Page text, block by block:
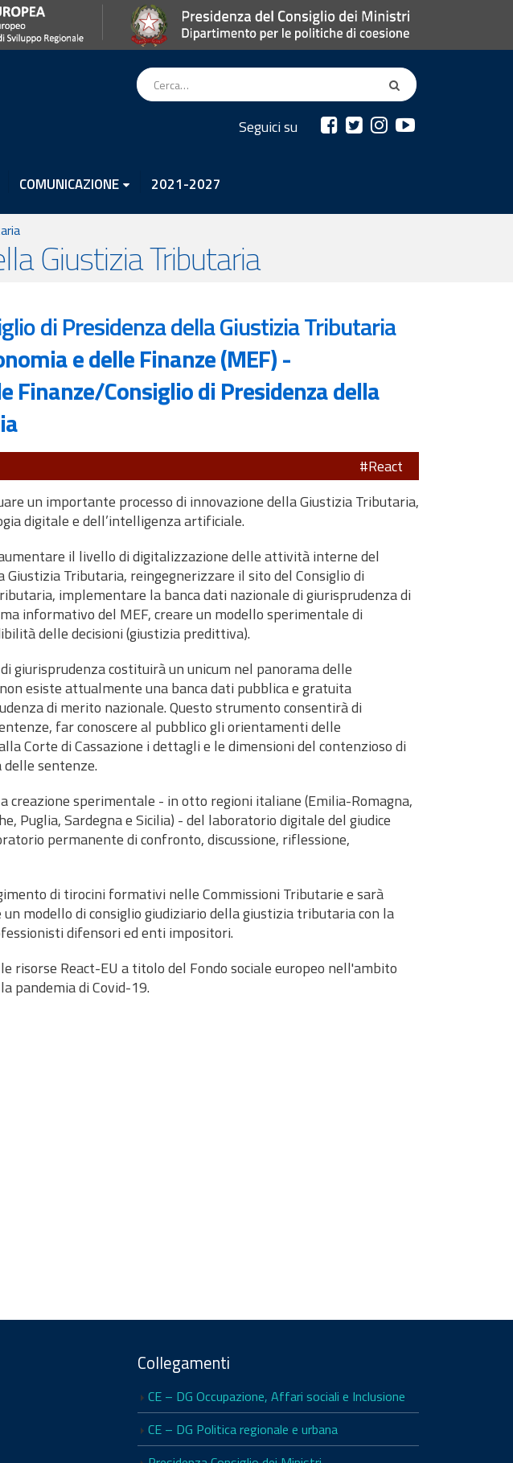
Seguici su
COMUNICAZIONE 2021-2027
Giustizia Tributaria
di Presidenza della Giustizia Tributaria
e delle Finanze (MEF) -
Finanze/Consiglio di Presidenza della
#React
un importante processo di innovazione della Giustizia Tributaria,
digitale e dell’intelligenza artificiale.
il livello di digitalizzazione delle attività interne del
Giustizia Tributaria, reingegnerizzare il sito del Consiglio di
implementare la banca dati nazionale di giurisprudenza di
informativo del MEF, creare un modello sperimentale di
delle decisioni (giustizia predittiva).
giurisprudenza costituirà un unicum nel panorama delle
esiste attualmente una banca dati pubblica e gratuita
di merito nazionale. Questo strumento consentirà di
far conoscere al pubblico gli orientamenti delle
Corte di Cassazione i dettagli e le dimensioni del contenzioso di
sentenze.
creazione sperimentale - in otto regioni italiane (Emilia-Romagna,
Puglia, Sardegna e Sicilia) - del laboratorio digitale del giudice
permanente di confronto, discussione, riflessione,
di tirocini formativi nelle Commissioni Tributarie e sarà
modello di consiglio giudiziario della giustizia tributaria con la
difensori ed enti impositori.
risorse React-EU a titolo del Fondo sociale europeo nell'ambito
pandemia di Covid-19.
Collegamenti
CE – DG Occupazione, Affari sociali e Inclusione
CE – DG Politica regionale e urbana